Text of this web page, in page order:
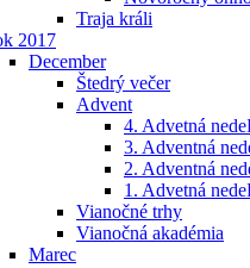
Traja králi
2017
December
Štedrý večer
Advent
4. Advetná
3. Adventná
2. Adventná
1. Advetná
Vianočné trhy
Vianočná akadémia
Marec